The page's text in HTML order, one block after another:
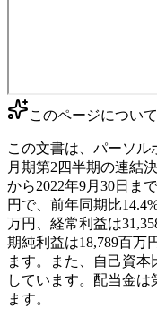
このページについて
この文書は、パーソル
月期第2四半期の連結
から2022年9月30日ま
円で、前年同期比
万円、経常利益は
期純利益は18,789百万
ます。また、自己資本
しています。配当金は
ます。